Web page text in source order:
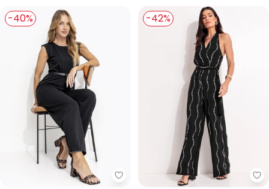
-40%
Quintess - Macacão (Preto)
-42%